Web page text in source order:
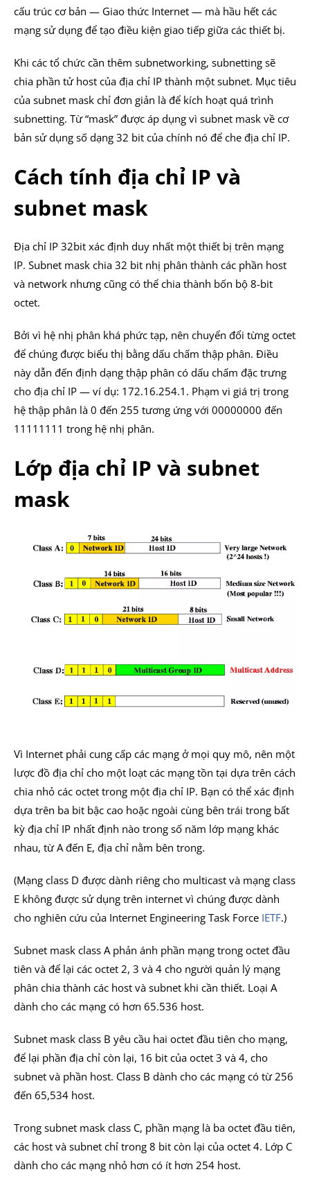
cấu trúc cơ bản — Giao thức Internet — mà hầu hết các
mạng sử dụng để tạo điều kiện giao tiếp giữa các thiết bị.
Khi các tổ chức cần thêm subnetworking, subnetting sẽ
chia phần tử host của địa chỉ IP thành một subnet. Mục tiêu
của subnet mask chỉ đơn giản là để kích hoạt quá trình
subnetting. Từ “mask” được áp dụng vì subnet mask về cơ
bản sử dụng số dạng 32 bit của chính nó để che địa chỉ IP.
Cách tính địa chỉ IP và
subnet mask
Địa chỉ IP 32bit xác định duy nhất một thiết bị trên mạng
IP. Subnet mask chia 32 bit nhị phân thành các phần host
và network nhưng cũng có thể chia thành bốn bộ 8-bit
octet.
Bởi vì hệ nhị phân khá phức tạp, nên chuyển đổi từng octet
để chúng được biểu thị bằng dấu chấm thập phân. Điều
này dẫn đến định dạng thập phân có dấu chấm đặc trưng
cho địa chỉ IP — ví dụ: 172.16.254.1. Phạm vi giá trị trong
hệ thập phân là 0 đến 255 tương ứng với 00000000 đến
11111111 trong hệ nhị phân.
Lớp địa chỉ IP và subnet
mask
Vì Internet phải cung cấp các mạng ở mọi quy mô, nên một
lược đồ địa chỉ cho một loạt các mạng tồn tại dựa trên cách
chia nhỏ các octet trong một địa chỉ IP. Bạn có thể xác định
dựa trên ba bit bậc cao hoặc ngoài cùng bên trái trong bất
kỳ địa chỉ IP nhất định nào trong số năm lớp mạng khác
nhau, từ A đến E, địa chỉ nằm bên trong.
(Mạng class D được dành riêng cho multicast và mạng class
E không được sử dụng trên internet vì chúng được dành
cho nghiên cứu của Internet Engineering Task Force IETF.)
Subnet mask class A phản ánh phần mạng trong octet đầu
tiên và để lại các octet 2, 3 và 4 cho người quản lý mạng
phân chia thành các host và subnet khi cần thiết. Loại A
dành cho các mạng có hơn 65.536 host.
Subnet mask class B yêu cầu hai octet đầu tiên cho mạng,
để lại phần địa chỉ còn lại, 16 bit của octet 3 và 4, cho
subnet và phần host. Class B dành cho các mạng có từ 256
đến 65,534 host.
Trong subnet mask class C, phần mạng là ba octet đầu tiên,
các host và subnet chỉ trong 8 bit còn lại của octet 4. Lớp C
dành cho các mạng nhỏ hơn có ít hơn 254 host.